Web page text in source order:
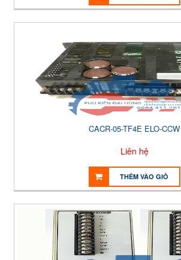
CACR-05-TF4E ELO-CCW
Liên hệ
THÊM VÀO GIỎ